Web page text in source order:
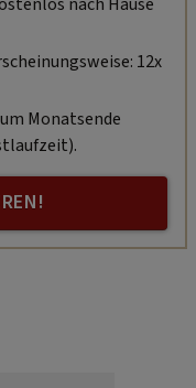
12x
Monatsende